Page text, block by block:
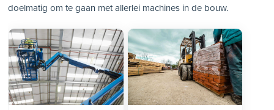
doelmatig om te gaan met allerlei machines in de bouw.